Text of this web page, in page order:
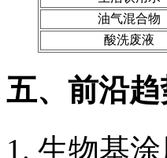
油气混合物
酸洗废液
五、前沿
生物基